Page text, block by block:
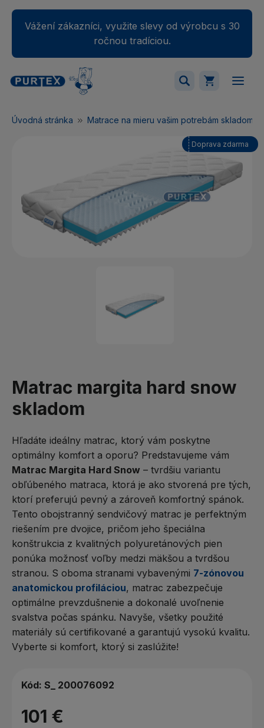
Vážení zákazníci, využite slevy od výrobcu s 30
ročnou tradíciou.
Váš nákupný košík je momentálne prázdny.
Úvodná stránka Matrace na mieru vašim potrebám skladom
Doprava zdarma
Matrac margita hard snow
skladom
Hľadáte ideálny matrac, ktorý vám poskytne
optimálny komfort a oporu? Predstavujeme vám
Matrac Margita Hard Snow – tvrdšiu variantu
obľúbeného matraca, ktorá je ako stvorená pre tých,
ktorí preferujú pevný a zároveň komfortný spánok.
Tento obojstranný sendvičový matrac je perfektným
riešením pre dvojice, pričom jeho špeciálna
konštrukcia z kvalitných polyuretánových pien
ponúka možnosť voľby medzi mäkšou a tvrdšou
stranou. S oboma stranami vybavenými 7-zónovou
anatomickou profiláciou, matrac zabezpečuje
optimálne prevzdušnenie a dokonalé uvoľnenie
svalstva počas spánku. Navyše, všetky použité
materiály sú certifikované a garantujú vysokú kvalitu.
Vyberte si komfort, ktorý si zaslúžite!
Kód: S_ 200076092
101 €